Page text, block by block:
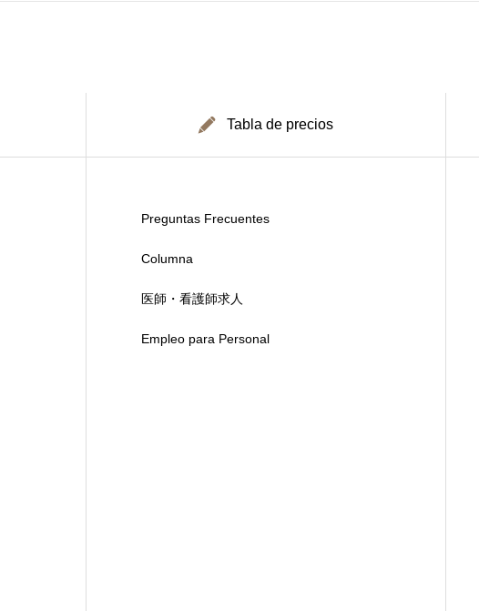
Tabla de precios
Preguntas Frecuentes
Columna
医師・看護師求人
Empleo para Personal